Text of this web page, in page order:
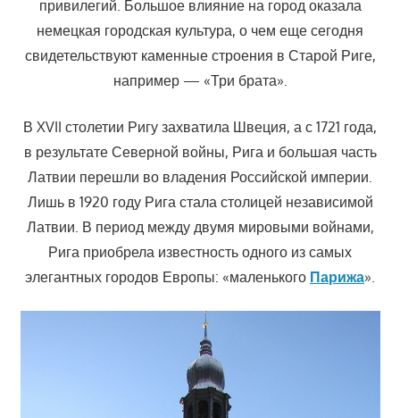
привилегий. Большое влияние на город оказала
немецкая городская культура, о чем еще сегодня
свидетельствуют каменные строения в Старой Риге,
например — «Три брата».
В XVII столетии Ригу захватила Швеция, а с 1721 года,
в результате Северной войны, Рига и большая часть
Латвии перешли во владения Российской империи.
Лишь в 1920 году Рига стала столицей независимой
Латвии. В период между двумя мировыми войнами,
Рига приобрела известность одного из самых
элегантных городов Европы: «маленького Парижа».